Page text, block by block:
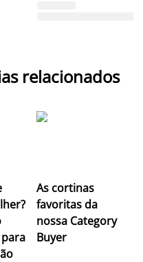
relacionados
As cortinas
favoritas da
nossa Category
Buyer